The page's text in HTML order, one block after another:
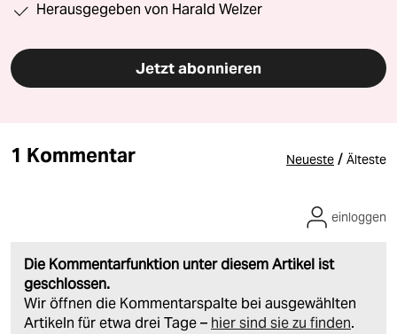
Herausgegeben von Harald Welzer
Jetzt abonnieren
1 Kommentar Neueste / Älteste
Die Kommentarfunktion unter diesem Artikel ist
geschlossen.
Wir öffnen die Kommentarspalte bei ausgewählten
Artikeln für etwa drei Tage – hier sind sie zu finden.
einloggen